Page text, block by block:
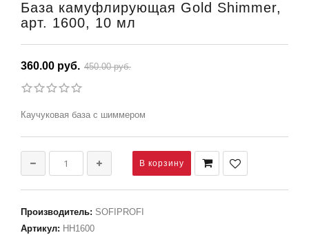
База камуфлирующая Gold Shimmer,
арт. 1600, 10 мл
360.00 руб. 450.00 руб.
Каучуковая база с шиммером
Производитель: SOFIPROFI
Артикул: НН1600